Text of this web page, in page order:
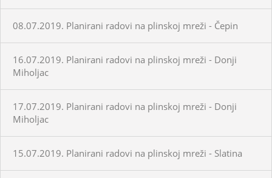
08.07.2019. Planirani radovi na plinskoj mreži - Čepin
16.07.2019. Planirani radovi na plinskoj mreži - Donji
Miholjac
17.07.2019. Planirani radovi na plinskoj mreži - Donji
Miholjac
15.07.2019. Planirani radovi na plinskoj mreži - Slatina